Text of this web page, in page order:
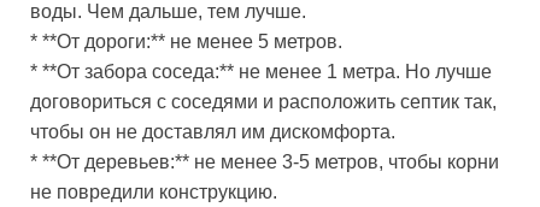
воды. Чем дальше, тем лучше.
* **От дороги:** не менее 5 метров.
* **От забора соседа:** не менее 1 метра. Но лучше
договориться с соседями и расположить септик так,
чтобы он не доставлял им дискомфорта.
* **От деревьев:** не менее 3-5 метров, чтобы корни
не повредили конструкцию.